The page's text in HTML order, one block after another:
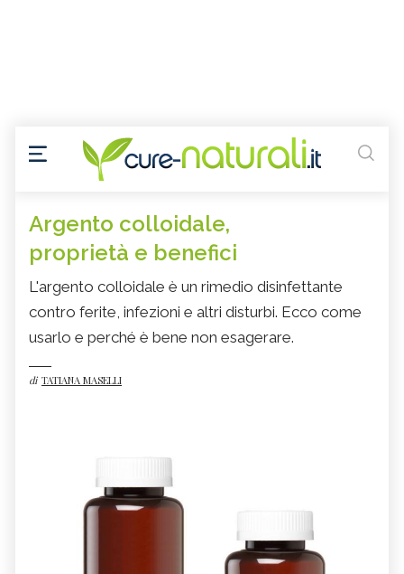
Argento colloidale,
proprietà e benefici
L'argento colloidale è un rimedio disinfettante
contro ferite, infezioni e altri disturbi. Ecco come
usarlo e perché è bene non esagerare.
di TATIANA MASELLI